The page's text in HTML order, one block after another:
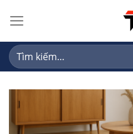
content
Tìm
kiếm: